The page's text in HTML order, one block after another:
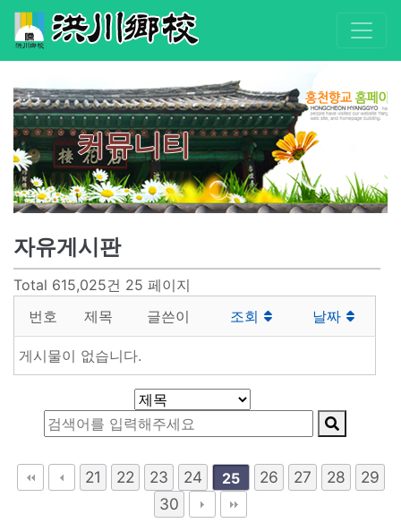
커뮤니티
자유게시판
Total 615,025건 25 페이지
번호
제목 글쓴이 조회 날짜
게시물이 없습니다.
21 22 23 24 25 26 27 28
29
30